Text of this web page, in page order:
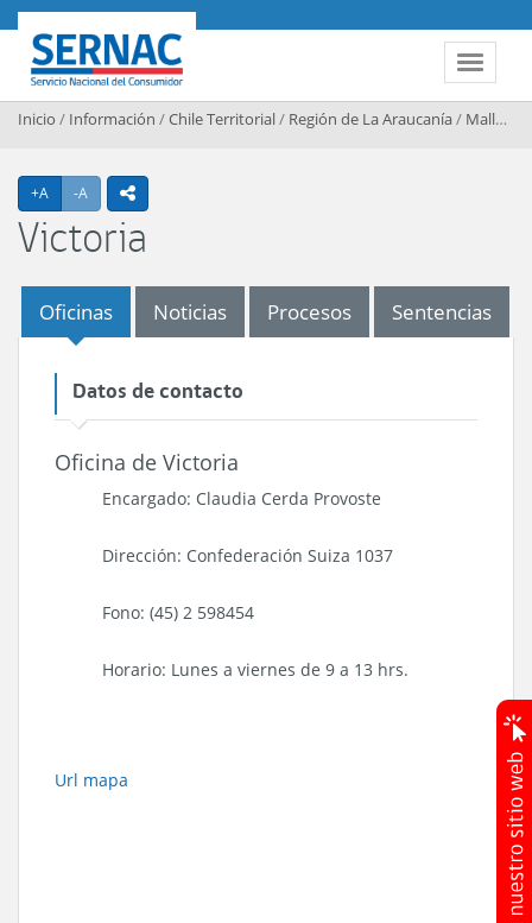
Contenido principal
Toggle
SERNAC
Inicio / Información /Chile Territorial/ Región de La Araucanía/ Malleco
+A Agrandar texto
-A Achicar textoicono compartir
Victoria
Oficinas Noticias Procesos Sentencias
Datos de contacto
Oficina de Victoria
Encargado: Claudia Cerda Provoste
Dirección: Confederación Suiza 1037
Fono: (45) 2 598454
Horario: Lunes a viernes de 9 a 13 hrs.
Url mapa